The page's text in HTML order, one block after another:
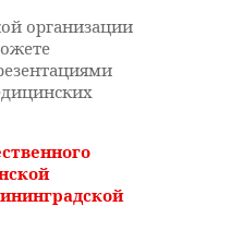
организации